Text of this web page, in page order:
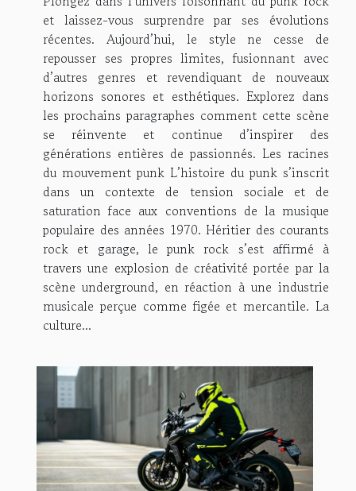
et laissez-vous surprendre par ses évolutions
récentes. Aujourd’hui, le style ne cesse de
repousser ses propres limites, fusionnant avec
d’autres genres et revendiquant de nouveaux
horizons sonores et esthétiques. Explorez dans
les prochains paragraphes comment cette scène
se réinvente et continue d’inspirer des
générations entières de passionnés. Les racines
du mouvement punk L’histoire du punk s’inscrit
dans un contexte de tension sociale et de
saturation face aux conventions de la musique
populaire des années 1970. Héritier des courants
rock et garage, le punk rock s’est affirmé à
travers une explosion de créativité portée par la
scène underground, en réaction à une industrie
musicale perçue comme figée et mercantile. La
culture...